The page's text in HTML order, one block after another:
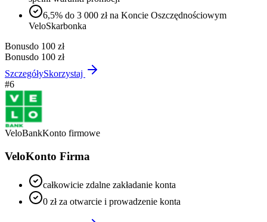
6,5% do 3 000 zł na Koncie Oszczędnościowym
VeloSkarbonka
Bonusdo 100 zł
Bonusdo 100 zł
SzczegółySkorzystaj
#6
VeloBankKonto firmowe
VeloKonto Firma
całkowicie zdalne zakładanie konta
0 zł za otwarcie i prowadzenie konta